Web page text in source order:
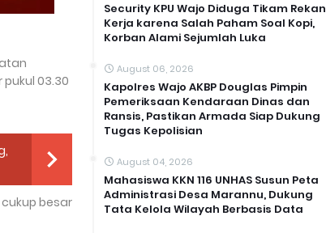
03.30
besar
Security KPU Wajo Diduga Tikam Rekan
Kerja karena Salah Paham Soal Kopi,
Korban Alami Sejumlah Luka
August 06, 2026
Kapolres Wajo AKBP Douglas Pimpin
Pemeriksaan Kendaraan Dinas dan
Ransis, Pastikan Armada Siap Dukung
Tugas Kepolisian
August 04, 2026
Mahasiswa KKN 116 UNHAS Susun Peta
Administrasi Desa Marannu, Dukung
Tata Kelola Wilayah Berbasis Data